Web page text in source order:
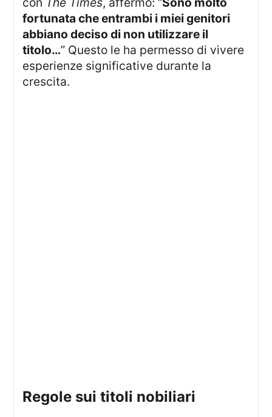
fortunata che entrambi i miei genitori
abbiano deciso di non utilizzare il
titolo…” Questo le ha permesso di vivere
esperienze significative durante la
crescita.
regole sui titoli nobiliari